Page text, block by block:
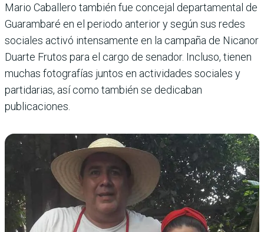
Mario Caballero también fue concejal departamental de
Guarambaré en el periodo anterior y según sus redes
sociales activó intensamente en la campaña de Nicanor
Duarte Frutos para el cargo de senador. Incluso, tienen
muchas fotografías juntos en actividades sociales y
partidarias, así como también se dedicaban
publicaciones.